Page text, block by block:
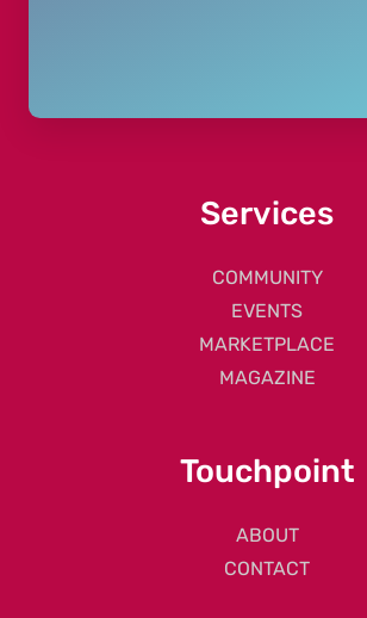
Services
COMMUNITY
EVENTS
MARKETPLACE
MAGAZINE
Touchpoint
ABOUT
CONTACT